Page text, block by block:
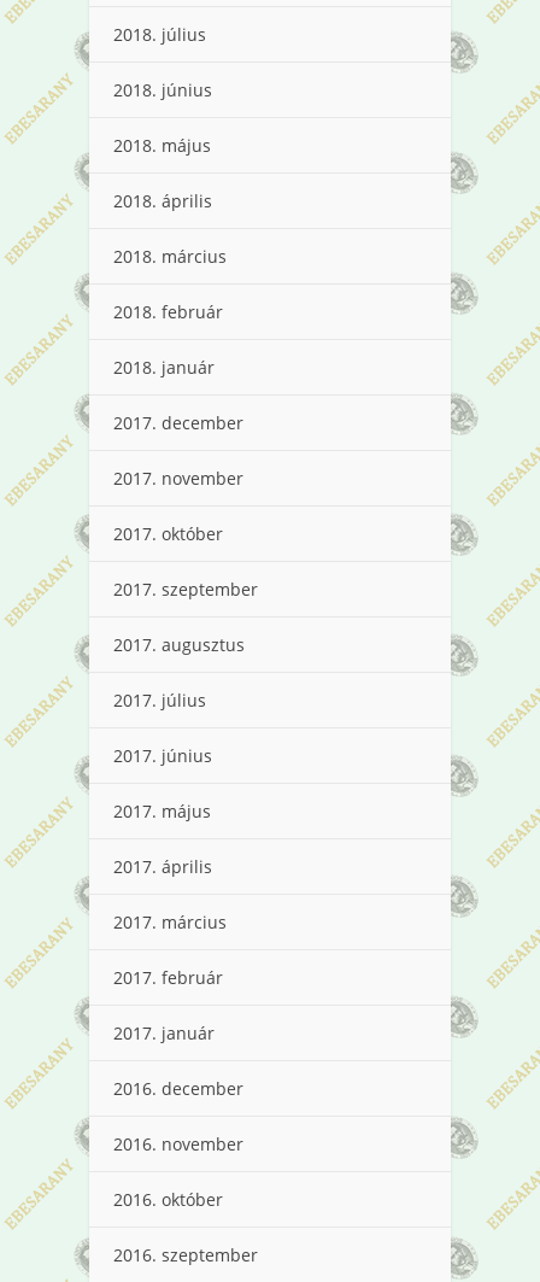
2018. július
2018. június
2018. május
2018. április
2018. március
2018. február
2018. január
2017. december
2017. november
2017. október
2017. szeptember
2017. augusztus
2017. július
2017. június
2017. május
2017. április
2017. március
2017. február
2017. január
2016. december
2016. november
2016. október
2016. szeptember